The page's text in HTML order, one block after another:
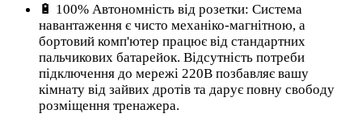
🔋 100% Автономність від розетки: Система
навантаження є чисто механіко-магнітною, а
бортовий комп'ютер працює від стандартних
пальчикових батарейок. Відсутність потреби
підключення до мережі 220В позбавляє вашу
кімнату від зайвих дротів та дарує повну свободу
розміщення тренажера.